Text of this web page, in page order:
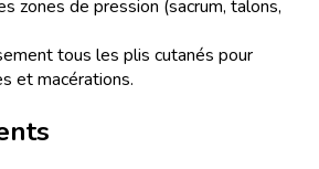
zones de pression (sacrum, talons,
tous les plis cutanés pour
et macérations.